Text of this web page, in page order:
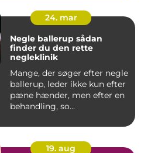
24. mar
Negle ballerup sådan
finder du den rette
negleklinik
Mange, der søger efter negle
ballerup, leder ikke kun efter
pæne hænder, men efter en
behandling, so...
19. aug